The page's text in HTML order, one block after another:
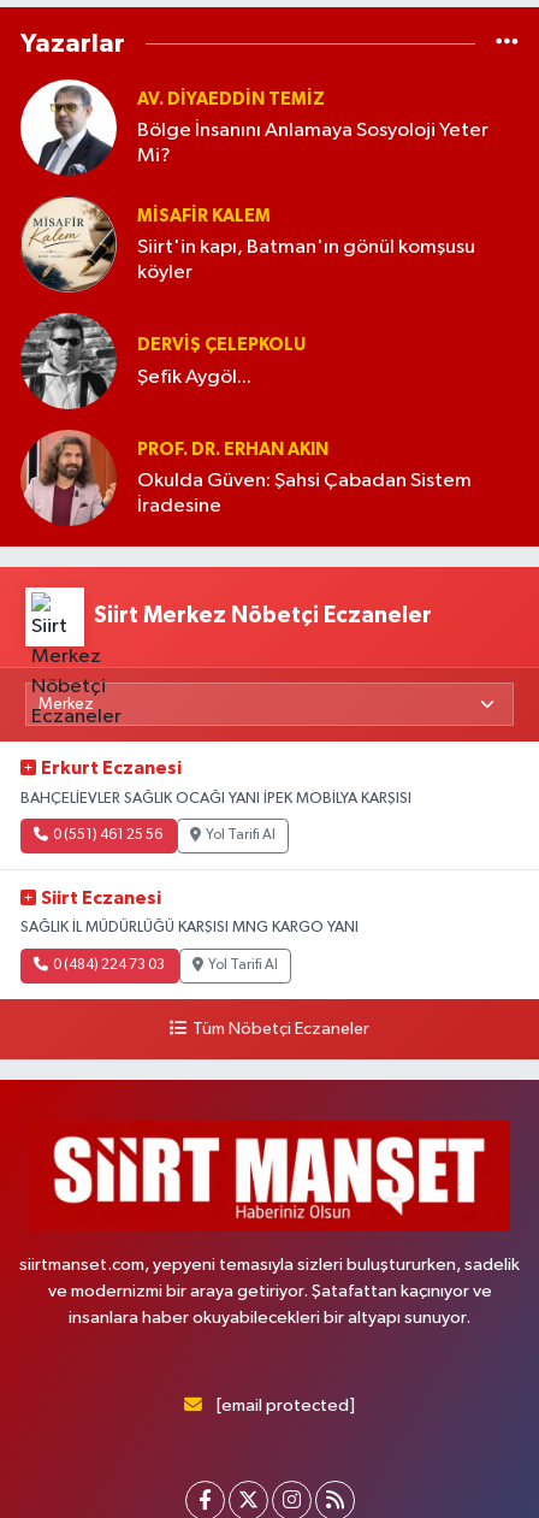
Yazarlar
AV. DIYAEDDIN TEMIZ
Bölge İnsanını Anlamaya Sosyoloji Yeter
Mi?
MISAFIR KALEM
Siirt'in kapı, Batman'ın gönül komşusu
köyler
DERVIŞ ÇELEPKOLU
Şefik Aygöl...
PROF. DR. ERHAN AKIN
Okulda Güven: Şahsi Çabadan Sistem
İradesine
Siirt Merkez Nöbetçi Eczaneler
Erkurt Eczanesi
BAHÇELİEVLER SAĞLIK OCAĞI YANI İPEK MOBİLYA KARŞISI
0 (551) 461 25 56 Yol Tarifi Al
Siirt Eczanesi
SAĞLIK İL MÜDÜRLÜĞÜ KARŞISI MNG KARGO YANI
0 (484) 224 73 03 Yol Tarifi Al
Tüm Nöbetçi Eczaneler
siirtmanset.com, yepyeni temasıyla sizleri buluştururken, sadelik
ve modernizmi bir araya getiriyor. Şatafattan kaçınıyor ve
insanlara haber okuyabilecekleri bir altyapı sunuyor.
[email protected]